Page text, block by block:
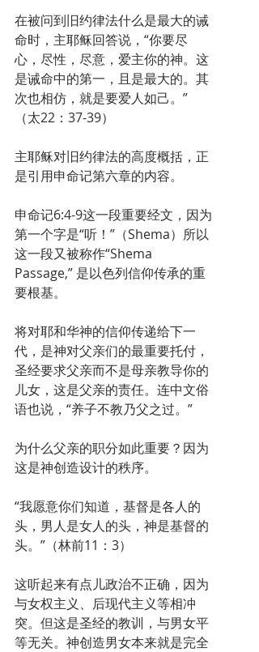
在被问到旧约律法什么是最大的诫
命时，主耶稣回答说，“你要尽
心，尽性，尽意，爱主你的神。这
是诫命中的第一，且是最大的。其
次也相仿，就是要爱人如己。”
（太22：37-39）
主耶稣对旧约律法的高度概括，正
是引用申命记第六章的内容。
申命记6:4-9这一段重要经文，因为
第一个字是“听！”（Shema）所以
这一段又被称作“Shema
Passage,” 是以色列信仰传承的重
要根基。
将对耶和华神的信仰传递给下一
代，是神对父亲们的最重要托付，
圣经要求父亲而不是母亲教导你的
儿女，这是父亲的责任。连中文俗
语也说，“养子不教乃父之过。”
为什么父亲的职分如此重要？因为
这是神创造设计的秩序。
“我愿意你们知道，基督是各人的
头，男人是女人的头，神是基督的
头。”（林前11：3）
这听起来有点儿政治不正确，因为
与女权主义、后现代主义等相冲
突。但这是圣经的教训，与男女平
等无关。神创造男女本来就是完全